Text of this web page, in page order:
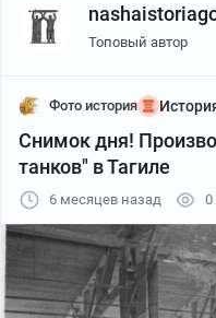
Топовый автор
Фото история
Снимок дня!
танков" в Тагиле
6 месяцев назад 0